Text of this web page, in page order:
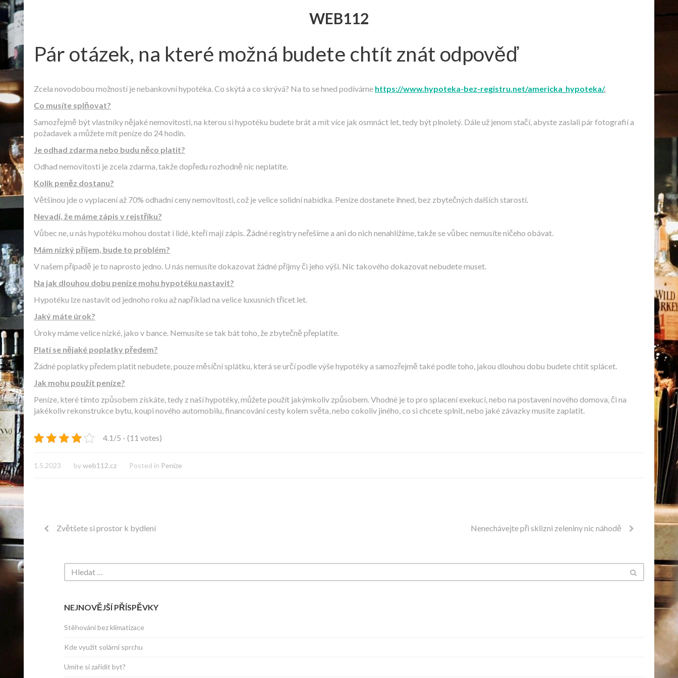
WEB112
Pár otázek, na které možná budete chtít znát odpověď
Zcela novodobou možností je nebankovní hypotéka. Co skýtá a co skrývá? Na to se hned podíváme https://www.hypoteka-bez-registru.net/americka_hypoteka/.
Co musíte splňovat?
Samozřejmě být vlastníky nějaké nemovitosti, na kterou si hypotéku budete brát a mít více jak osmnáct let, tedy být plnoletý. Dále už jenom stačí, abyste zaslali pár fotografií a
požadavek a můžete mít peníze do 24 hodin.
Je odhad zdarma nebo budu něco platit?
Odhad nemovitosti je zcela zdarma, takže dopředu rozhodně nic neplatíte.
Kolik peněz dostanu?
Většinou jde o vyplacení až 70% odhadní ceny nemovitosti, což je velice solidní nabídka. Peníze dostanete ihned, bez zbytečných dalších starostí.
Nevadí, že máme zápis v rejstříku?
Vůbec ne, u nás hypotéku mohou dostat i lidé, kteří mají zápis. Žádné registry neřešíme a ani do nich nenahlížíme, takže se vůbec nemusíte ničeho obávat.
Mám nízký příjem, bude to problém?
V našem případě je to naprosto jedno. U nás nemusíte dokazovat žádné příjmy či jeho výši. Nic takového dokazovat nebudete muset.
Na jak dlouhou dobu peníze mohu hypotéku nastavit?
Hypotéku lze nastavit od jednoho roku až například na velice luxusních třicet let.
Jaký máte úrok?
Úroky máme velice nízké, jako v bance. Nemusíte se tak bát toho, že zbytečně přeplatíte.
Platí se nějaké poplatky předem?
Žádné poplatky předem platit nebudete, pouze měsíční splátku, která se určí podle výše hypotéky a samozřejmě také podle toho, jakou dlouhou dobu budete chtít splácet.
Jak mohu použít peníze?
Peníze, které tímto způsobem získáte, tedy z naší hypotéky, můžete použít jakýmkoliv způsobem. Vhodné je to pro splacení exekucí, nebo na postavení nového domova, či na
jakékoliv rekonstrukce bytu, koupi nového automobilu, financování cesty kolem světa, nebo cokoliv jiného, co si chcete splnit, nebo jaké závazky musíte zaplatit.
4.1/5 - (11 votes)
1.5.2023 byweb112.cz Posted in Peníze
Zvětšete si prostor k bydlení Nenechávejte při sklizni zeleniny nic náhodě
NEJNOVĚJŠÍ PŘÍSPĚVKY
Stěhování bez klimatizace
Kde využít solární sprchu
Umíte si zařídit byt?